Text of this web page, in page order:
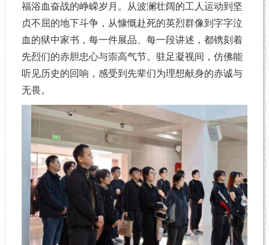
福浴血奋战的峥嵘岁月。从波澜壮阔的工人运动到坚
贞不屈的地下斗争，从慷慨赴死的英烈群像到字字泣
血的狱中家书，每一件展品、每一段讲述，都镌刻着
先烈们的赤胆忠心与崇高气节。驻足凝视间，仿佛能
听见历史的回响，感受到先辈们为理想献身的赤诚与
无畏。